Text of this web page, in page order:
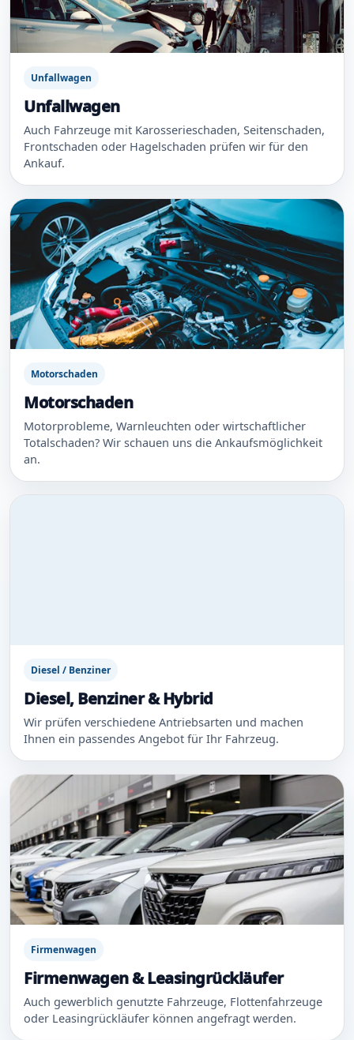
Unfallwagen
Unfallwagen
Auch Fahrzeuge mit Karosserieschaden, Seitenschaden,
Frontschaden oder Hagelschaden prüfen wir für den
Ankauf.
Motorschaden
Motorschaden
Motorprobleme, Warnleuchten oder wirtschaftlicher
Totalschaden? Wir schauen uns die Ankaufsmöglichkeit
an.
Diesel / Benziner
Diesel, Benziner & Hybrid
Wir prüfen verschiedene Antriebsarten und machen
Ihnen ein passendes Angebot für Ihr Fahrzeug.
Firmenwagen
Firmenwagen & Leasingrückläufer
Auch gewerblich genutzte Fahrzeuge, Flottenfahrzeuge
oder Leasingrückläufer können angefragt werden.